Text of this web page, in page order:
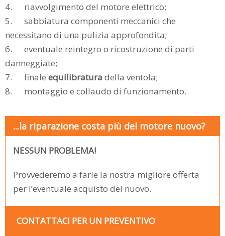
4. riavvolgimento del motore elettrico;
5. sabbiatura componenti meccanici che
necessitano di una pulizia approfondita;
6. eventuale reintegro o ricostruzione di parti
danneggiate;
7. finale equilibratura della ventola;
8. montaggio e collaudo di funzionamento.
...la riparazione costa più del motore nuovo?
NESSUN PROBLEMA!
Provvederemo a farle la nostra migliore offerta
per l’eventuale acquisto del nuovo.
CONTATTACI PER UN PREVENTIVO